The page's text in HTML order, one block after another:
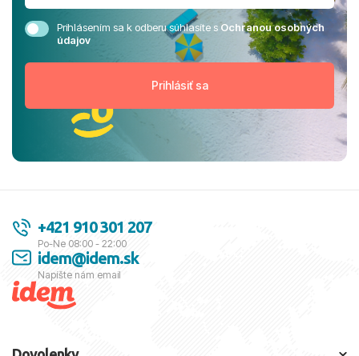
Prihlásením sa k odberu súhlasíte sOchranou osobných
údajov
+421 910 301 207
Po-Ne 08:00 - 22:00
idem@idem.sk
Napíšte nám email